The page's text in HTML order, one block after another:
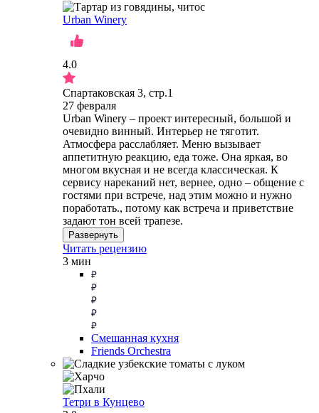
Urban Winery
4.0
Спартаковская 3, стр.1
27 февраля
Urban Winery – проект интересный, большой и
очевидно винный. Интерьер не тяготит.
Атмосфера расслабляет. Меню вызывает
аппетитную реакцию, еда тоже. Она яркая, во
многом вкусная и не всегда классическая. К
сервису нареканий нет, вернее, одно – общение с
гостями при встрече, над этим можно и нужно
поработать., потому как встреча и приветствие
задают тон всей трапезе.
Развернуть
Читать рецензию
3 мин
Смешанная кухня
Friends Orchestra
Тетри в Кунцево